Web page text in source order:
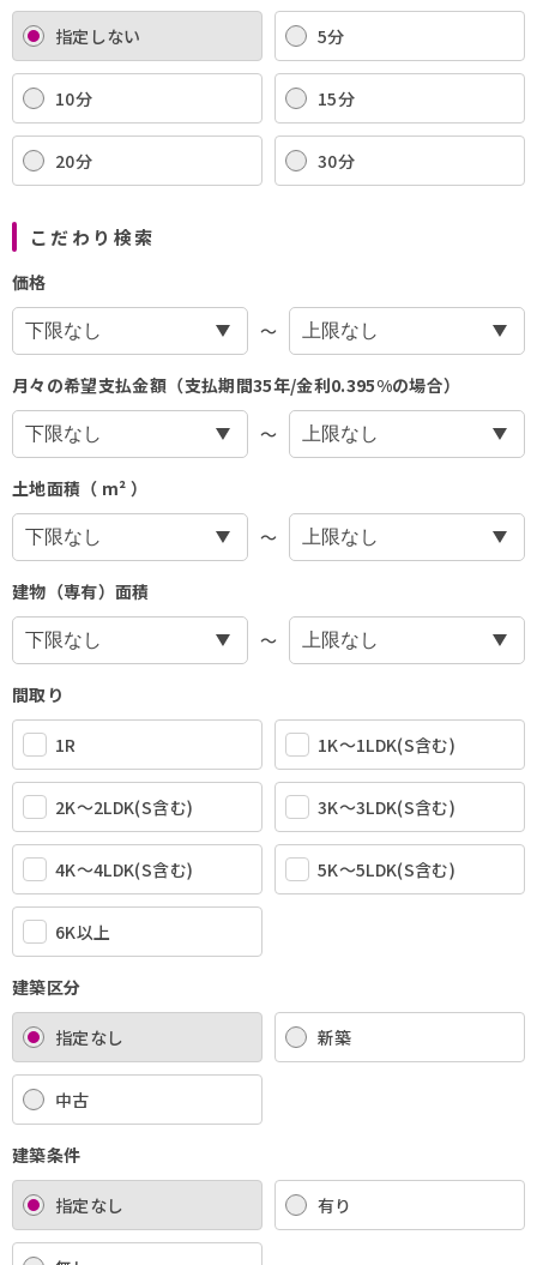
指定しない 5分
10分 15分
20分 30分
こだわり検索
価格
〜
月々の希望支払金額（支払期間35年/金利0.395%の場合）
〜
土地面積（ m² ）
〜
建物（専有）面積
〜
間取り
1R 1K〜1LDK(S含む)
2K〜2LDK(S含む) 3K〜3LDK(S含む)
4K〜4LDK(S含む) 5K〜5LDK(S含む)
6K以上
建築区分
指定なし 新築
中古
建築条件
指定なし 有り